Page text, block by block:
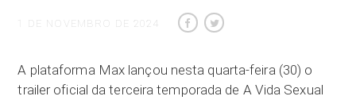
1 DE NOVEMBRO DE 2024
A plataforma Max lançou nesta quarta-feira (30) o
trailer oficial da terceira temporada de A Vida Sexual